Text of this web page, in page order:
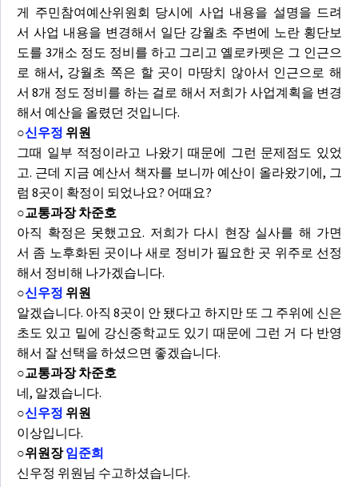
게 주민참여예산위원회 당시에 사업 내용을 설명을 드려
서 사업 내용을 변경해서 일단 강월초 주변에 노란 횡단보
도를 3개소 정도 정비를 하고 그리고 옐로카펫은 그 인근으
로 해서, 강월초 쪽은 할 곳이 마땅치 않아서 인근으로 해
서 8개 정도 정비를 하는 걸로 해서 저희가 사업계획을 변경
해서 예산을 올렸던 것입니다.
○신우정 위원
그때 일부 적정이라고 나왔기 때문에 그런 문제점도 있었
고. 근데 지금 예산서 책자를 보니까 예산이 올라왔기에, 그
럼 8곳이 확정이 되었나요? 어때요?
○교통과장 차준호
아직 확정은 못했고요. 저희가 다시 현장 실사를 해 가면
서 좀 노후화된 곳이나 새로 정비가 필요한 곳 위주로 선정
해서 정비해 나가겠습니다.
○신우정 위원
알겠습니다. 아직 8곳이 안 됐다고 하지만 또 그 주위에 신은
초도 있고 밑에 강신중학교도 있기 때문에 그런 거 다 반영
해서 잘 선택을 하셨으면 좋겠습니다.
○교통과장 차준호
네, 알겠습니다.
○신우정 위원
이상입니다.
○위원장임준희
신우정 위원님 수고하셨습니다.